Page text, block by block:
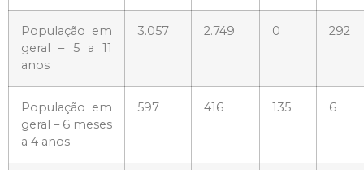
População em
geral – 5 a 11
anos
3.057 2.749 0 292
População em
geral – 6 meses
a 4 anos
597 416 135 6